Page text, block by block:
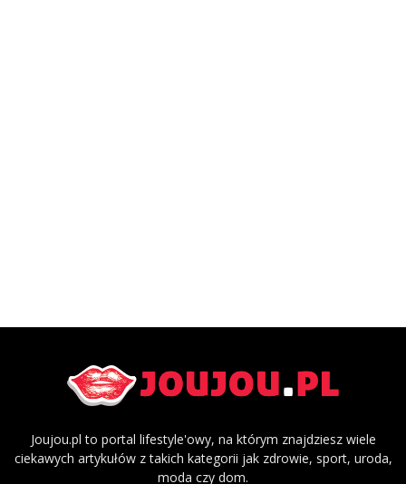
Joujou.pl to portal lifestyle'owy, na którym znajdziesz wiele
ciekawych artykułów z takich kategorii jak zdrowie, sport, uroda,
moda czy dom.